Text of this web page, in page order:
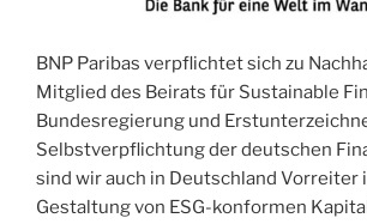
BNP Paribas verpflichtet sich zu
Mitglied des Beirats für Sustainable
Bundesregierung und
Selbstverpflichtung der deutschen
sind wir auch in Deutschland Vorreiter
Gestaltung von ESG-konformen